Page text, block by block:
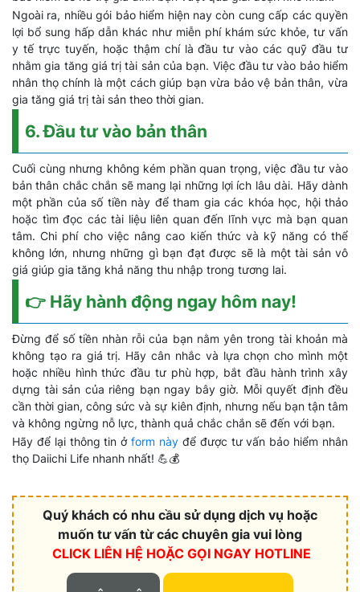
Ngoài ra, nhiều gói bảo hiểm hiện nay còn cung cấp các quyền
lợi bổ sung hấp dẫn khác như miễn phí khám sức khỏe, tư vấn
y tế trực tuyến, hoặc thậm chí là đầu tư vào các quỹ đầu tư
nhằm gia tăng giá trị tài sản của bạn. Việc đầu tư vào bảo hiểm
nhân thọ chính là một cách giúp bạn vừa bảo vệ bản thân, vừa
gia tăng giá trị tài sản theo thời gian.
6. Đầu tư vào bản thân
Cuối cùng nhưng không kém phần quan trọng, việc đầu tư vào
bản thân chắc chắn sẽ mang lại những lợi ích lâu dài. Hãy dành
một phần của số tiền này để tham gia các khóa học, hội thảo
hoặc tìm đọc các tài liệu liên quan đến lĩnh vực mà bạn quan
tâm. Chi phí cho việc nâng cao kiến thức và kỹ năng có thể
không lớn, nhưng những gì bạn đạt được sẽ là một tài sản vô
giá giúp gia tăng khả năng thu nhập trong tương lai.
👉 Hãy hành động ngay hôm nay!
Đừng để số tiền nhàn rỗi của bạn nằm yên trong tài khoản mà
không tạo ra giá trị. Hãy cân nhắc và lựa chọn cho mình một
hoặc nhiều hình thức đầu tư phù hợp, bắt đầu hành trình xây
dựng tài sản của riêng bạn ngay bây giờ. Mỗi quyết định đều
cần thời gian, công sức và sự kiên định, nhưng nếu bạn tận tâm
và không ngừng nỗ lực, thành quả chắc chắn sẽ đến với bạn.
Hãy để lại thông tin ởform này để được tư vấn bảo hiểm nhân
thọ Daiichi Life nhanh nhất! 💪💰
Quý khách có nhu cầu sử dụng dịch vụ hoặc
muốn tư vấn từ các chuyên gia vui lòng
CLICK LIÊN HỆ HOẶC GỌI NGAY HOTLINE